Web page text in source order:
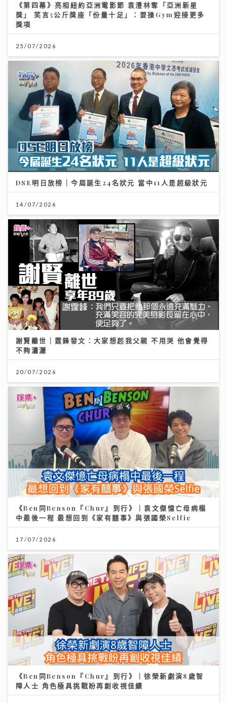
《第四幕》亮相紐約亞洲電影節 袁澧林奪「亞洲新星
獎」 笑言5公斤獎座「份量十足」：要操Gym迎接更多
獎項
25/07/2026
DSE明日放榜｜今屆誕生24名狀元 當中11人是超級狀元
14/07/2026
謝賢離世｜霆鋒發文：大家想起我父親 不用哭 他會覺得
不夠瀟灑
20/07/2026
《Ben同Benson『Chur』到行》｜袁文傑憶亡母病榻
中最後一程 最想回到《家有囍事》與張國榮Selfie
17/07/2026
《Ben同Benson『Chur』到行》｜徐榮新劇演8歲智
障人士 角色極具挑戰盼再創收視佳績